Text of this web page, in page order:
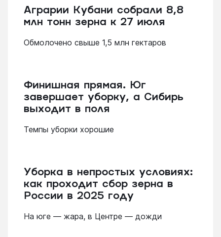
Аграрии Кубани собрали 8,8
млн тонн зерна к 27 июля
Обмолочено свыше 1,5 млн гектаров
Финишная прямая. Юг
завершает уборку, а Сибирь
выходит в поля
Темпы уборки хорошие
Уборка в непростых условиях:
как проходит сбор зерна в
России в 2025 году
На юге — жара, в Центре — дожди